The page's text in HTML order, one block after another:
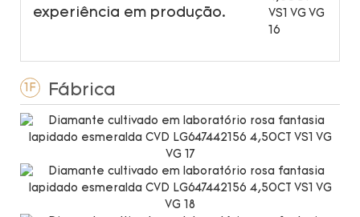
experiência em produção.
1F Fábrica